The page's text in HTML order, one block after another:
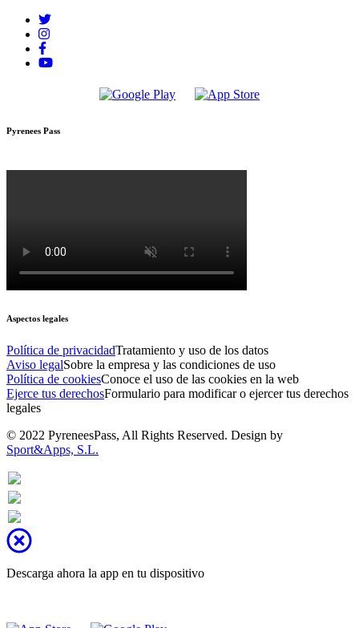
Pyrenees Pass
Aspectos legales
Política de privacidadTratamiento y uso de los datos
Aviso legalSobre la empresa y las condiciones de uso
Política de cookiesConoce el uso de las cookies en la web
Ejerce tus derechosFormulario para modificar o ejercer tus derechos
legales
© 2022 PyreneesPass, All Rights Reserved. Design by
Sport&Apps, S.L.
Descarga ahora la app en tu dispositivo